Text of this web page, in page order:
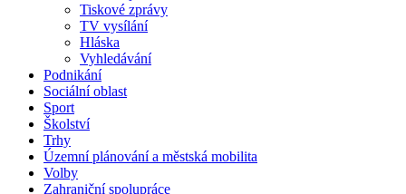
Tiskové zprávy
TV vysílání
Hláska
Vyhledávání
Podnikání
Sociální oblast
Sport
Školství
Trhy
Územní plánování a městská mobilita
Volby
Zahraniční spolupráce